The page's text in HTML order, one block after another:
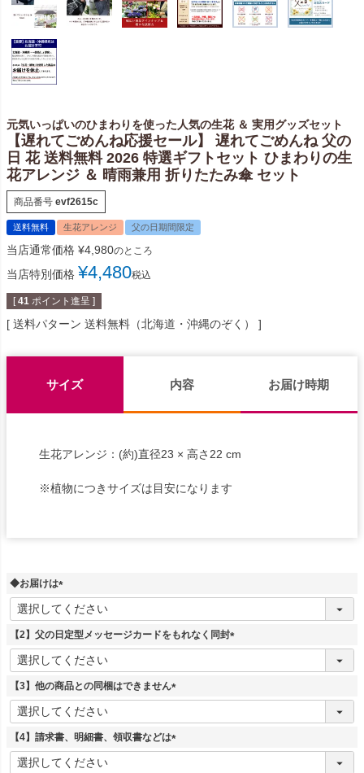
元気いっぱいのひまわりを使った人気の生花 ＆ 実用グッズセット
【遅れてごめんね応援セール】 遅れてごめんね 父の
日 花 送料無料 2026 特選ギフトセット ひまわりの生
花アレンジ ＆ 晴雨兼用 折りたたみ傘 セット
商品番号 evf2615c
送料無料 生花アレンジ 父の日期間限定
当店通常価格 ¥4,980のところ
当店特別価格 ¥4,480税込
[ 41 ポイント進呈 ]
送料パターン 送料無料（北海道・沖縄のぞく）
サイズ 内容 お届け時期
生花アレンジ：(約)直径23 × 高さ22 cm
※植物につきサイズは目安になります
◆お届けは
(
必
須
【2】父の日定型メッセージカードをもれなく同封
(
【3】他の商品との同梱はできません
(
須
【4】請求書、明細書、領収書などは
(